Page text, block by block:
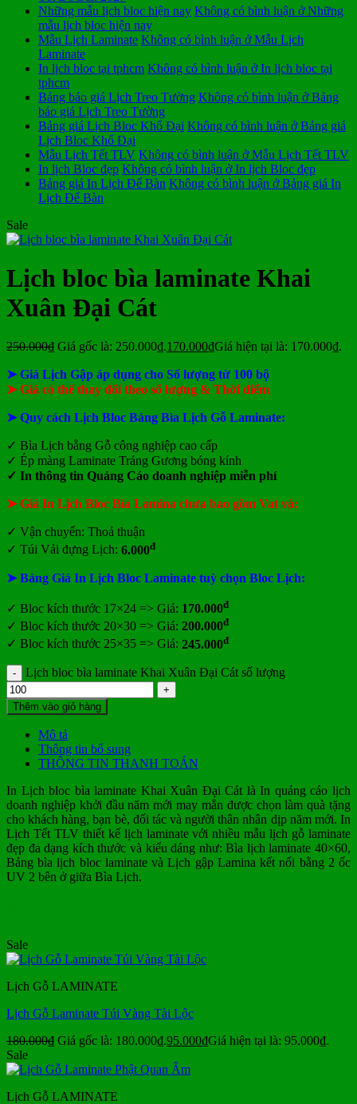
Những mẫu lịch bloc hiện nay Không có bình luận ở Những
mẫu lịch bloc hiện nay
Mẫu Lịch Laminate Không có bình luận ở Mẫu Lịch
Laminate
In lịch bloc tại tphcm Không có bình luận ở In lịch bloc tại
tphcm
Bảng báo giá Lịch Treo Tường Không có bình luận ở Bảng
báo giá Lịch Treo Tường
Bảng giá Lịch Bloc Khổ Đại Không có bình luận ở Bảng giá
Lịch Bloc Khổ Đại
Mẫu Lịch Tết TLV Không có bình luận ở Mẫu Lịch Tết TLV
In lịch Bloc đẹp Không có bình luận ở In lịch Bloc đẹp
Bảng giá In Lịch Để Bàn Không có bình luận ở Bảng giá In
Lịch Để Bàn
Sale
Lịch bloc bìa laminate Khai
Xuân Đại Cát
250.000₫ Giá gốc là: 250.000₫.170.000₫Giá hiện tại là: 170.000₫.
➤ Giá Lịch Gập áp dụng cho Số lượng từ 100 bộ
➤ Giá có thể thay đổi theo số lượng & Thời điểm
➤ Quy cách Lịch Bloc Bảng Bìa Lịch Gỗ Laminate:
✓ Bìa Lịch bằng Gỗ công nghiệp cao cấp
✓ Ép màng Laminate Tráng Gương bóng kính
✓ In thông tin Quảng Cáo doanh nghiệp miễn phí
➤ Giá In Lịch Bloc Bìa Lamina chưa bao gồm Vat và:
✓ Vận chuyển: Thoả thuận
✓ Túi Vải đựng Lịch: 6.000đ
➤ Bảng Giá In Lịch Bloc Laminate tuỳ chọn Bloc Lịch:
✓ Bloc kích thước 17×24 => Giá: 170.000đ
✓ Bloc kích thước 20×30 => Giá: 200.000đ
✓ Bloc kích thước 25×35 => Giá: 245.000đ
Lịch bloc bìa laminate Khai Xuân Đại Cát số lượng
Thêm vào giỏ hàng
Mô tả
Thông tin bổ sung
THÔNG TIN THANH TOÁN
In Lịch bloc bìa laminate Khai Xuân Đại Cát là In quảng cáo lịch
doanh nghiệp khởi đầu năm mới may mắn được chọn làm quà tặng
cho khách hàng, bạn bè, đối tác và người thân nhân dịp năm mới. In
Lịch Tết TLV thiết kế lịch laminate với nhiều mẫu lịch gỗ laminate
đẹp đa dạng kích thước và kiểu dáng như: Bìa lịch laminate 40×60,
Bảng bìa lịch bloc laminate và Lịch gập Lamina kết nối bằng 2 ốc
UV 2 bên ở giữa Bìa Lịch.
Sale
Lịch Gỗ LAMINATE
Lịch Gỗ Laminate Túi Vàng Tài Lộc
180.000₫ Giá gốc là: 180.000₫.95.000₫Giá hiện tại là: 95.000₫.
Sale
Lịch Gỗ LAMINATE